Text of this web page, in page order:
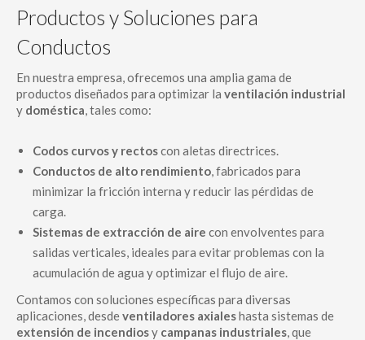
Productos y Soluciones para
Conductos
En nuestra empresa, ofrecemos una amplia gama de
productos diseñados para optimizar la ventilación industrial
y doméstica, tales como:
Codos curvos y rectoscon aletas directrices.
Conductos de alto rendimiento, fabricados para
minimizar la fricción interna y reducir las pérdidas de
carga.
Sistemas de extracción de aire con envolventes para
salidas verticales, ideales para evitar problemas con la
acumulación de agua y optimizar el flujo de aire.
Contamos con soluciones específicas para diversas
aplicaciones, desdeventiladores axialeshasta sistemas de
extensión de incendiosy campanas industriales, que